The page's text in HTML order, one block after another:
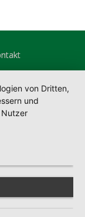
von Dritten,
und